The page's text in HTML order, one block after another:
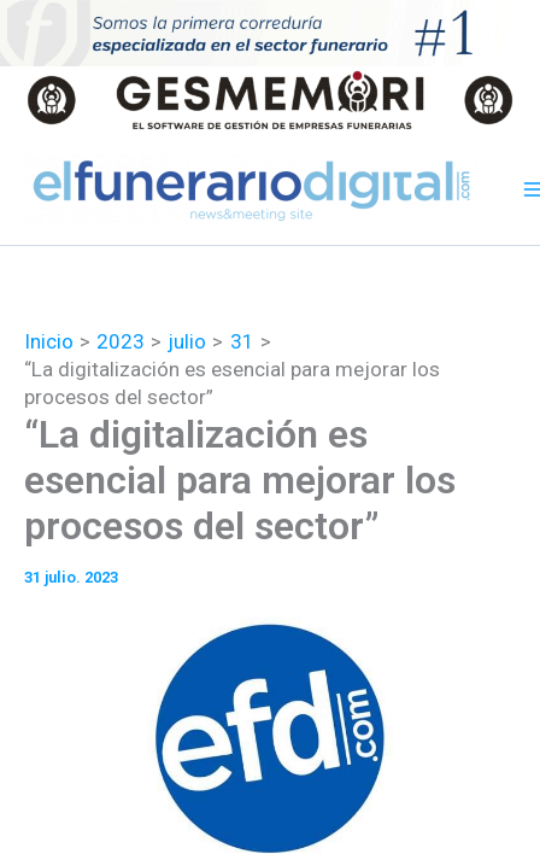
contenido
Inicio 2023 julio
31
“La digitalización es esencial para mejorar los
procesos del sector”
“La digitalización es
esencial para mejorar los
procesos del sector”
31 julio. 2023